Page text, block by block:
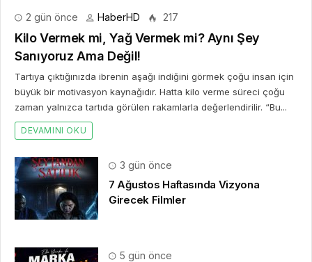
2 gün önce HaberHD 217
Kilo Vermek mi, Yağ Vermek mi? Aynı Şey
Sanıyoruz Ama Değil!
Tartıya çıktığınızda ibrenin aşağı indiğini görmek çoğu insan için
büyük bir motivasyon kaynağıdır. Hatta kilo verme süreci çoğu
zaman yalnızca tartıda görülen rakamlarla değerlendirilir. “Bu...
DEVAMINI OKU
3 gün önce
7 Ağustos Haftasında Vizyona
Girecek Filmler
5 gün önce